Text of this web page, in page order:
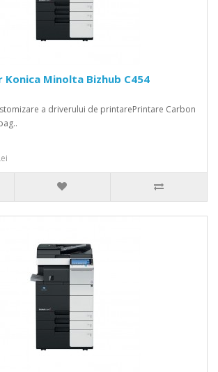
Minolta Bizhub C454
a driverului de printarePrintare Carbon